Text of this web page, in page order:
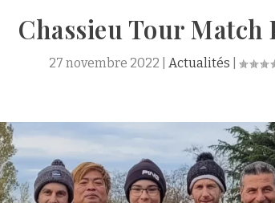
Chassieu Tour Match
27 novembre 2022 |Actualités |